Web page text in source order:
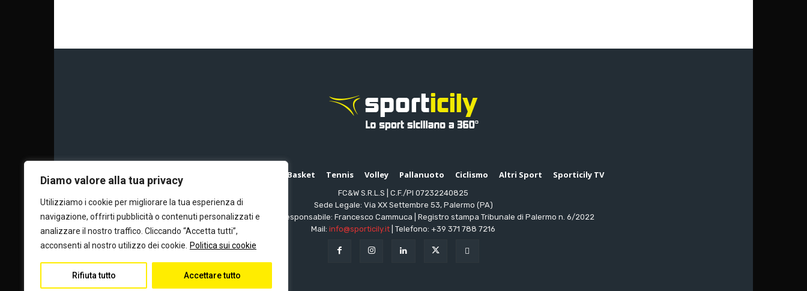
Diamo valore alla tua privacy
Utilizziamo i cookie per migliorare la tua esperienza di
navigazione, offrirti pubblicità o contenuti personalizzati e
analizzare il nostro traffico. Cliccando “Accetta tutti”,
acconsenti al nostro utilizzo dei cookie.
Politica sui cookie
Rifiuta tutto Accettare tutto
Basket Tennis Volley Pallanuoto Ciclismo Altri Sport Sporticily TV
FC&W S.R.L.S | C.F./PI 07232240825
Sede Legale: Via XX Settembre 53, Palermo (PA)
Editore e direttore responsabile: Francesco Cammuca | Registro stampa Tribunale di Palermo n. 6/2022
Mail:info@sporticily.it | Telefono:+39 371 788 7216